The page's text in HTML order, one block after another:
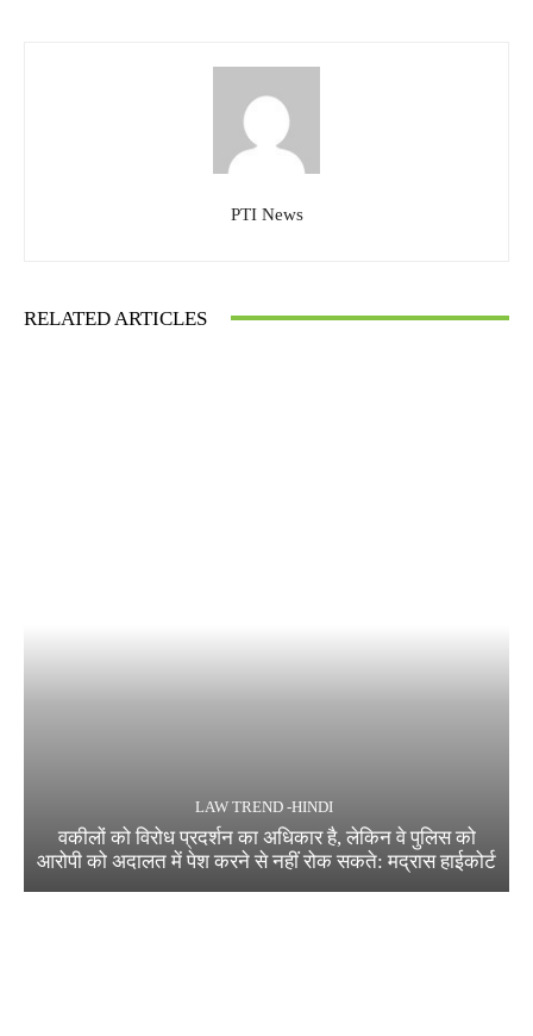
PTI News
RELATED ARTICLES
LAW TREND -HINDI
वकीलों को विरोध प्रदर्शन का अधिकार है, लेकिन वे पुलिस को
आरोपी को अदालत में पेश करने से नहीं रोक सकते: मद्रास हाईकोर्ट